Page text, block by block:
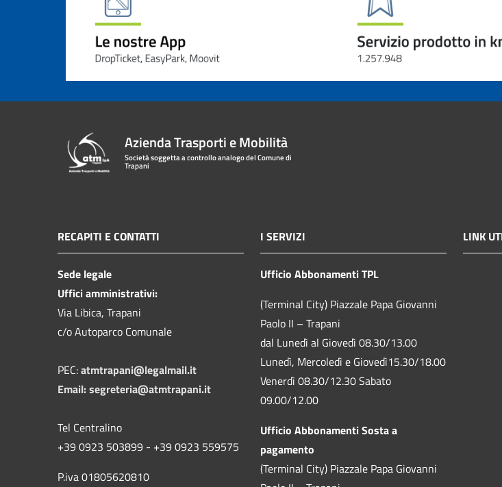
Azienda Trasporti e Mobilità
Società soggetta a controllo analogo del Comune di
Trapani
RECAPITI E CONTATTI
Sede legale
Uffici amministrativi:
Via Libica, Trapani
c/o Autoparco Comunale
PEC:atmtrapani@legalmail.it
Email:segreteria@atmtrapani.it
Tel Centralino
+39 0923 503899 - +39 0923 559575
P.iva 01805620810
I SERVIZI
Ufficio Abbonamenti TPL
(Terminal City) Piazzale Papa Giovanni
Paolo II – Trapani
dal Lunedì al Giovedì 08.30/13.00
Lunedì, Mercoledì e Giovedì15.30/18.00
Venerdì 08.30/12.30 Sabato
09.00/12.00
Ufficio Abbonamenti Sosta a
pagamento
(Terminal City) Piazzale Papa Giovanni
LINK